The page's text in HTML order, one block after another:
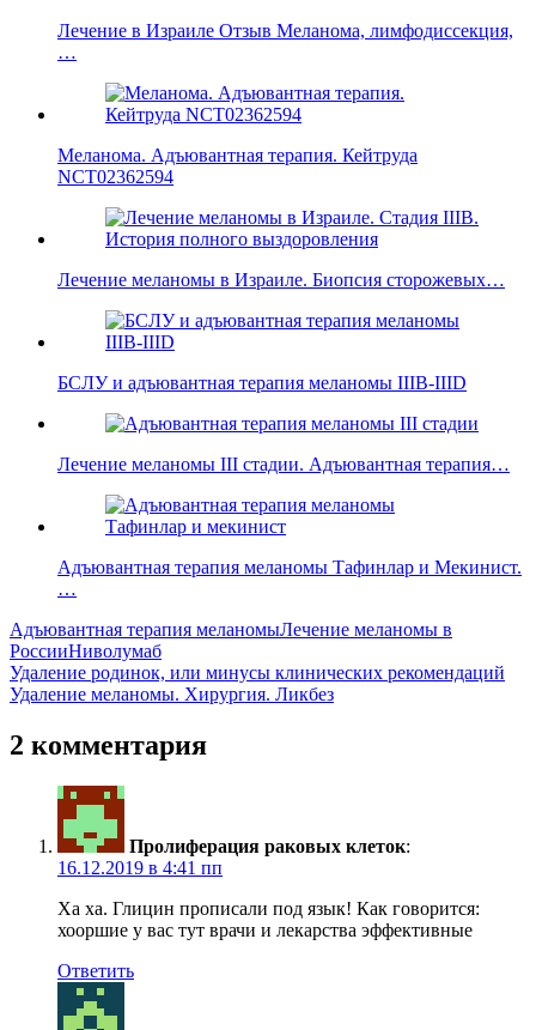
Лечение в Израиле Отзыв Меланома, лимфодиссекция,
…
Меланома. Адъювантная терапия. Кейтруда
NCT02362594
Лечение меланомы в Израиле. Биопсия сторожевых…
БСЛУ и адъювантная терапия меланомы IIIB-IIID
Лечение меланомы III стадии. Адъювантная терапия…
Адъювантная терапия меланомы Тафинлар и Мекинист.
…
Адъювантная терапия меланомыЛечение меланомы в
РоссииНиволумаб
Навигация
по
записям
Previous
Post:
Удаление родинок, или минусы клинических рекомендаций
Next
Удаление меланомы. Хирургия. Ликбез
2 комментария
Пролиферация раковых клеток:
16.12.2019 в 4:41 пп
Ха ха. Глицин прописали под язык! Как говорится:
хооршие у вас тут врачи и лекарства эффективные
Ответить